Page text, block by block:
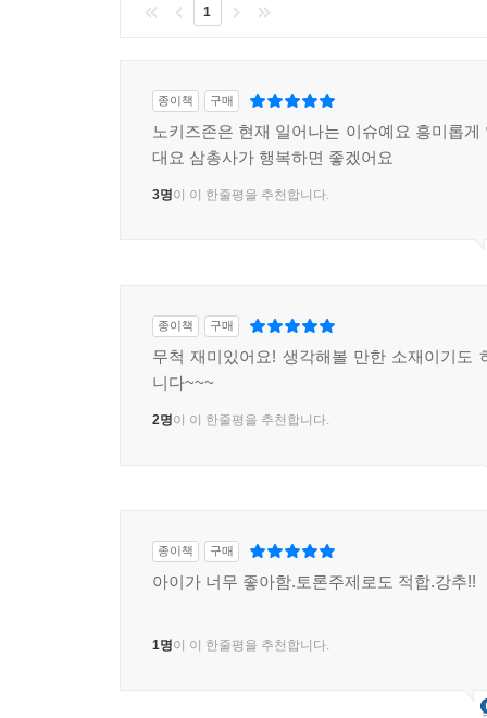
1
종이책 구매
노키즈존은 현재 일어나는 이슈예요 흥미롭게
대요 삼총사가 행복하면 좋겠어요
3명이 이 한줄평을 추천합니다.
종이책 구매
무척 재미있어요! 생각해볼 만한 소재이기도
니다~~~
2명이 이 한줄평을 추천합니다.
종이책 구매
아이가 너무 좋아함.토론주제로도 적합.강추!!
1명이 이 한줄평을 추천합니다.